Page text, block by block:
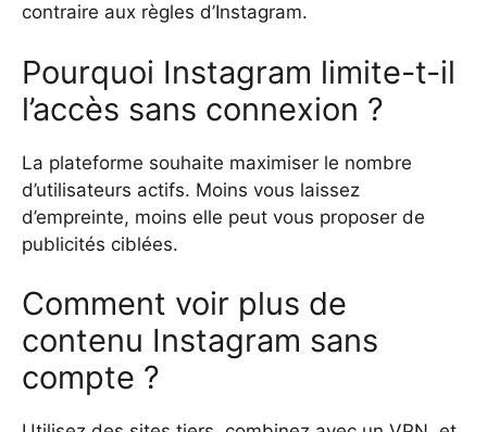
contraire aux règles d’Instagram.
Pourquoi Instagram limite-t-il
l’accès sans connexion ?
La plateforme souhaite maximiser le nombre
d’utilisateurs actifs. Moins vous laissez
d’empreinte, moins elle peut vous proposer de
publicités ciblées.
Comment voir plus de
contenu Instagram sans
compte ?